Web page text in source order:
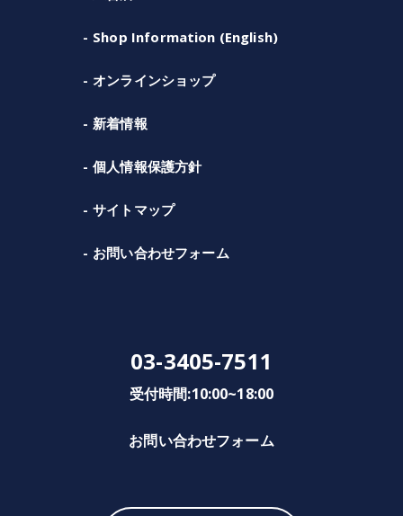
Shop Information (English)
オンラインショップ
新着情報
個人情報保護方針
サイトマップ
お問い合わせフォーム
03-3405-7511
受付時間:10:00~18:00
お問い合わせフォーム